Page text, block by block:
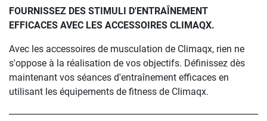
FOURNISSEZ DES STIMULI D'ENTRAÎNEMENT
EFFICACES AVEC LES ACCESSOIRES CLIMAQX.
Avec les accessoires de musculation de Climaqx, rien ne
s'oppose à la réalisation de vos objectifs. Définissez dès
maintenant vos séances d'entraînement efficaces en
utilisant les équipements de fitness de Climaqx.